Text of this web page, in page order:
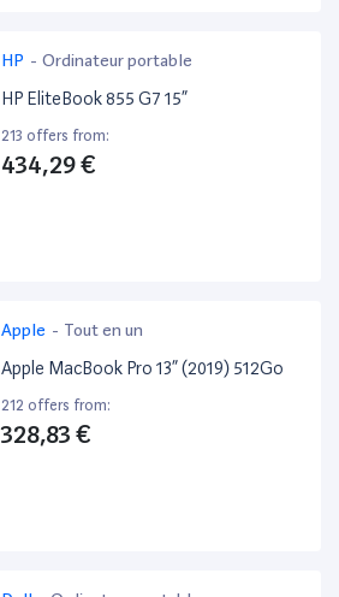
HP - Ordinateur portable
HP EliteBook 855 G7 15”
213 offers from:
434,29 €
Apple - Tout en un
Apple MacBook Pro 13” (2019) 512Go
212 offers from:
328,83 €